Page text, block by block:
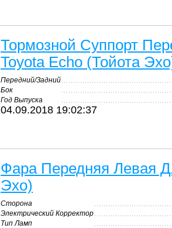
Тормозной Суппорт
Toyota Echo (Тойота
Передний/Задний
Бок
Год Выпуска
04.09.2018 19:02:37
Фара Передняя Левая
Эхо)
Сторона
Электрический Корректор
Тип Ламп